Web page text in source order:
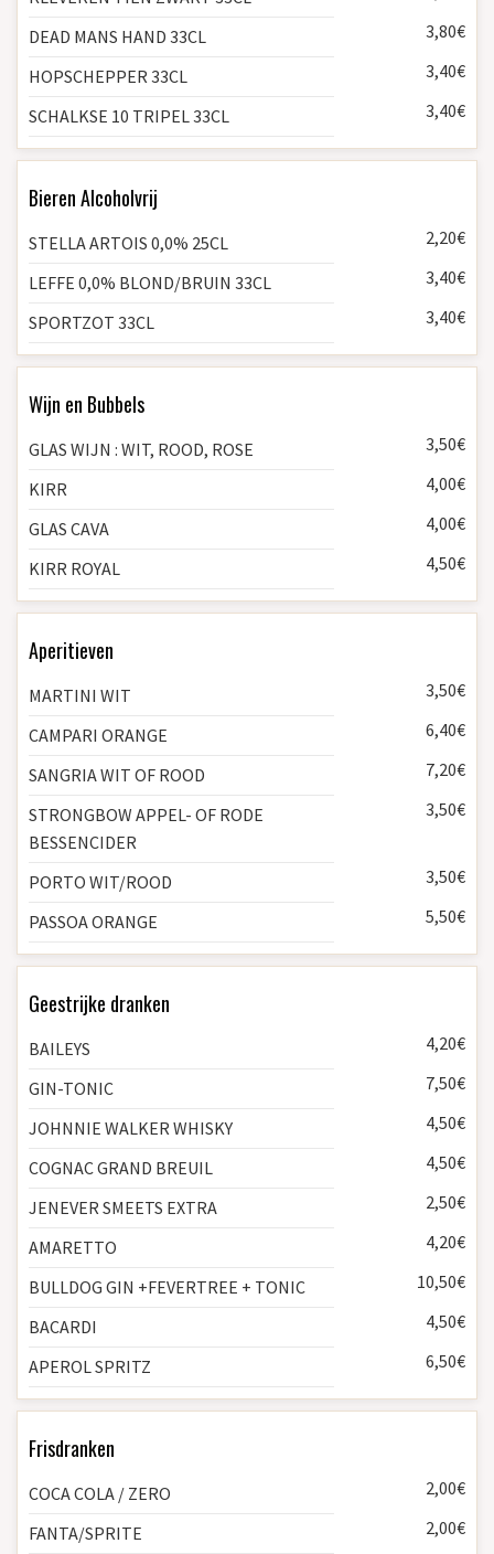
DEAD MANS HAND 33CL 3,80€
HOPSCHEPPER 33CL 3,40€
SCHALKSE 10 TRIPEL 33CL 3,40€
Bieren Alcoholvrij
STELLA ARTOIS 0,0% 25CL 2,20€
LEFFE 0,0% BLOND/BRUIN 33CL 3,40€
SPORTZOT 33CL 3,40€
Wijn en Bubbels
GLAS WIJN : WIT, ROOD, ROSE 3,50€
KIRR 4,00€
GLAS CAVA 4,00€
KIRR ROYAL 4,50€
Aperitieven
MARTINI WIT 3,50€
CAMPARI ORANGE 6,40€
SANGRIA WIT OF ROOD 7,20€
STRONGBOW APPEL- OF RODE
BESSENCIDER
3,50€
PORTO WIT/ROOD 3,50€
PASSOA ORANGE 5,50€
Geestrijke dranken
BAILEYS 4,20€
GIN-TONIC 7,50€
JOHNNIE WALKER WHISKY 4,50€
COGNAC GRAND BREUIL 4,50€
JENEVER SMEETS EXTRA 2,50€
AMARETTO 4,20€
BULLDOG GIN +FEVERTREE + TONIC 10,50€
BACARDI 4,50€
APEROL SPRITZ 6,50€
Frisdranken
COCA COLA / ZERO 2,00€
FANTA/SPRITE 2,00€